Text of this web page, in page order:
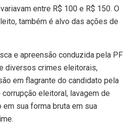
entre R$ 100 e R$ 150. O
também é alvo das ações de
e apreensão conduzida pela PF
diversos crimes eleitorais,
em flagrante do candidato pela
eleitoral, lavagem de
sua forma bruta em sua